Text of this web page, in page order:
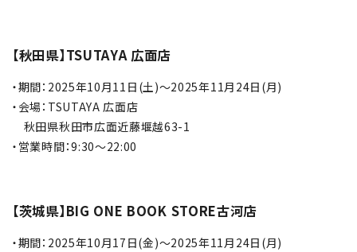
会社概要
プライバシーポリシー
特定商取引法について
【秋田県】TSUTAYA 広面店
・期間：2025年10月11日(土)～2025年11月24日(月)
・会場：TSUTAYA 広面店
秋田県秋田市広面近藤堰越63-1
・営業時間：9:30～22:00
【茨城県】BIG ONE BOOK STORE古河店
・期間：2025年10月17日(金)～2025年11月24日(月)